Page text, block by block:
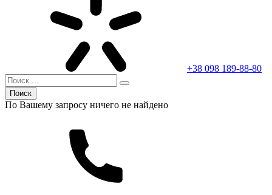
+38 098 189-88-80
Поиск
По Вашему запросу ничего не найдено